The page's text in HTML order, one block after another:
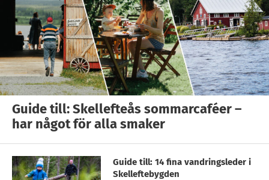
Guide till: Skellefteås sommarcaféer –
har något för alla smaker
Guide till: 14 fina vandringsleder i
Skelleftebygden